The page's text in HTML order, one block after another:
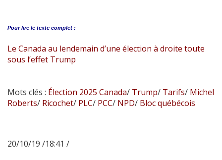
Pour lire le texte complet :
Le Canada au lendemain d’une élection à droite toute
sous l’effet Trump
Mots clés : Élection 2025 Canada/ Trump/ Tarifs/ Michel
Roberts/ Ricochet/ PLC/ PCC/ NPD/ Bloc québécois
20/10/19 /18:41 /